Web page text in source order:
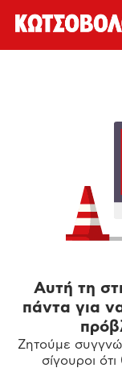
Αυτή τη
πάντα για
Ζητούμε
σίγουροι